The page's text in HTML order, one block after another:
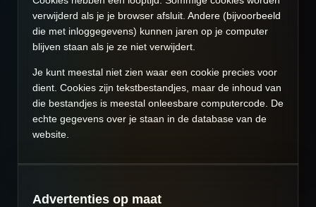
verwijderd als je je browser afsluit. Andere (bijvoorbeeld
die met inloggegevens) kunnen jaren op je computer
blijven staan als je ze niet verwijdert.
Je kunt meestal niet zien waar een cookie precies voor
dient. Cookies zijn tekstbestandjes, maar de inhoud van
die bestandjes is meestal onleesbare computercode. De
echte gegevens over je staan in de database van de
website.
Advertenties op maat